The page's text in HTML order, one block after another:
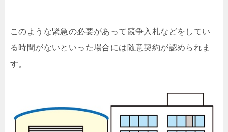
このような緊急の必要があって競争入札などをしてい
る時間がないといった場合には随意契約が認められま
す。